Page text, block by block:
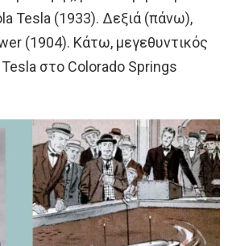
Tesla (1933). Δεξιά (πάνω),
(1904). Κάτω, μεγεθυντικός
στο Colorado Springs